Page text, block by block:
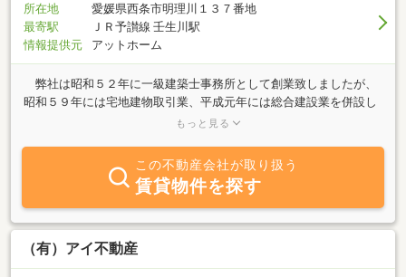
所在地
愛媛県西条市明理川１３７番地
最寄駅
ＪＲ予讃線 壬生川駅
情報提供元
アットホーム
弊社は昭和５２年に一級建築士事務所として創業致しましたが、
昭和５９年には宅地建物取引業、平成元年には総合建設業を併設し
ました。そして、宅地分譲・売買及び賃貸物件の仲介・注文住宅の
現在は、建築設計監理の経験を生かして、お客様のニーズに応えら
れるよう頑張っておりますので、どのような些細なことでも、お気
軽にご相談ください！ホームページにも多数の物件を掲載していま
すので、ご覧下さい。
もっと見る
この不動産会社が取り扱う
賃貸物件を探す
（有）アイ不動産